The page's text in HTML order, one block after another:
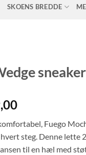
SKOENS BREDDE
Current
is:
kr 1.499,00.
Fuego
steg. Denne lette
til en hæl med